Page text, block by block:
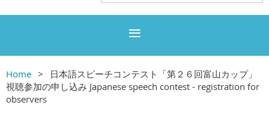
Home
日本語スピーチコンテスト「第２６回富山カップ」
視聴参加の申し込み Japanese speech contest - registration for
observers